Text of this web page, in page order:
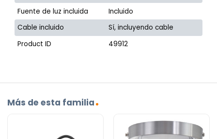
Fuente de luz incluida
Incluido
Cable incluido
Sí, incluyendo cable
Product ID
49912
Más de esta familia